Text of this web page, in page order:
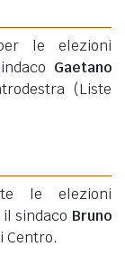
le elezioni
Gaetano
(Liste
le elezioni
sindaco Bruno
Centro.